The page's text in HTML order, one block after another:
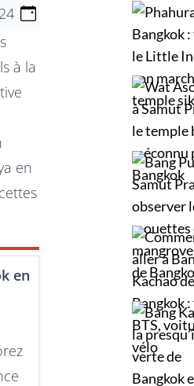
à la
en
en